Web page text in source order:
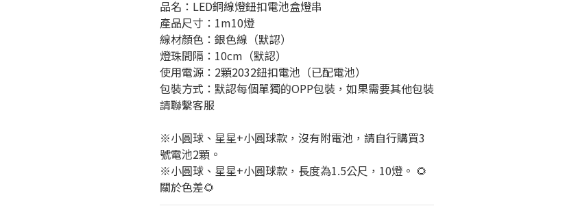
品名：LED銅線燈鈕扣電池盒燈串
產品尺寸：1m10燈
線材顏色：銀色線（默認）
燈珠間隔：10cm（默認）
使用電源：2顆2032鈕扣電池（已配電池）
包裝方式：默認每個單獨的OPP包裝，如果需要其他包裝
請聯繫客服
※小圓球、星星+小圓球款，沒有附電池，請自行購買3
號電池2顆。
※小圓球、星星+小圓球款，長度為1.5公尺，10燈。 🌻
關於色差🌻